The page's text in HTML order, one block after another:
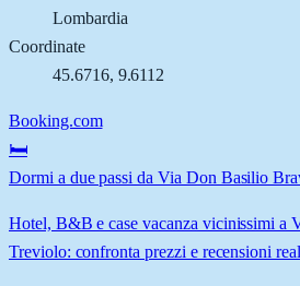
Lombardia
Coordinate
45.6716, 9.6112
Booking.com
🛏️
Dormi a due passi da Via Don Basilio
Hotel, B&B e case vacanza vicinissimi a
Treviolo: confronta prezzi e recensioni